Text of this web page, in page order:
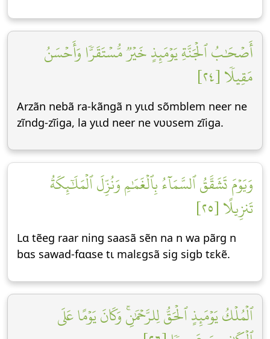
أَصۡحَٰبُ ٱلۡجَنَّةِ يَوۡمَئِذٍ خَيۡرٞ مُّسۡتَقَرّٗا وَأَحۡسَنُ
مَقِيلٗا [٢٤]
Arzãn nebã ra-kãngã n yɩɩd sõmblem neer ne
zĩndg-zĩiga, la yɩɩd neer ne vʋʋsem zĩiga.
وَيَوۡمَ تَشَقَّقُ ٱلسَّمَآءُ بِٱلۡغَمَٰمِ وَنُزِّلَ ٱلۡمَلَٰٓئِكَةُ
تَنزِيلًا [٢٥]
Lɑ tẽeg raar ning saasã sẽn na n wa pãrg n
bɑs sawad-fɑɑse tɩ malεgsã sig sigb tεkẽ.
ٱلۡمُلۡكُ يَوۡمَئِذٍ ٱلۡحَقُّ لِلرَّحۡمَٰنِۚ وَكَانَ يَوۡمًا عَلَى